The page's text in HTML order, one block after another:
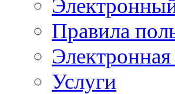
Правила
Услуги